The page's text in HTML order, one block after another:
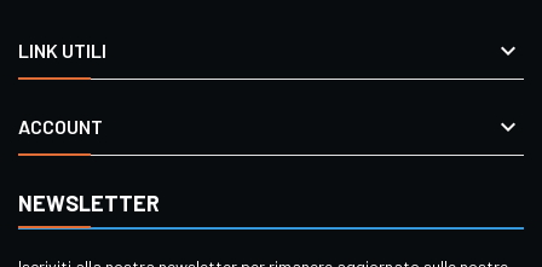
LINK UTILI 
ACCOUNT 
NEWSLETTER